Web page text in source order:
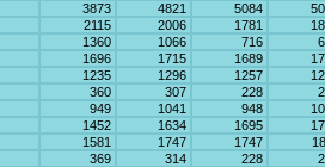
3873 4821 5084
2115 2006 1781
1360 1066 716
1696 1715 1689
1235 1296 1257
360 307 228
949 1041 948
1452 1634 1695
1581 1747 1747
369 314 228